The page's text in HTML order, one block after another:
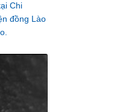
Chi
đồng Lào